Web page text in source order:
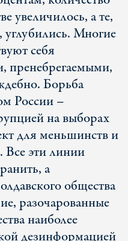
увеличилось, а те,
углубились. Многие
себя
пренебрегаемыми,
Борьба
России –
на выборах
для меньшинств и
Все эти линии
а
общества
разочарованные
наиболее
дезинформацией